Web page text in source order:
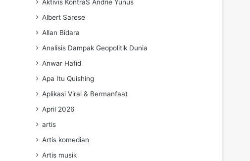
Aktivis KontraS Andrie Yunus
Albert Sarese
Allan Bidara
Analisis Dampak Geopolitik Dunia
Anwar Hafid
Apa Itu Quishing
Aplikasi Viral & Bermanfaat
April 2026
artis
Artis komedian
Artis musik